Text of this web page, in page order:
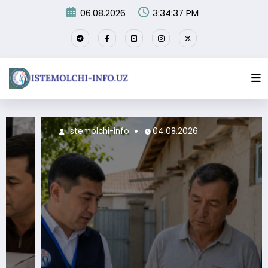
06.08.2026 3:34:39 PM
Istemolchi-info